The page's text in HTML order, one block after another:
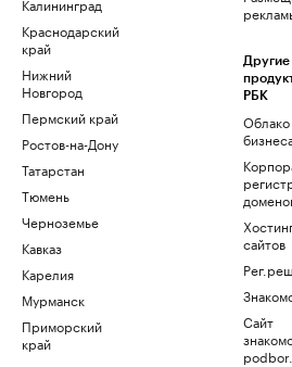
Краснодарский
край
Нижний
Новгород
Пермский край
Ростов-на-Дону
Татарстан
Тюмень
Черноземье
Кавказ
Карелия
Мурманск
Приморский
край
Другие
РБК
сайтов
Сайт